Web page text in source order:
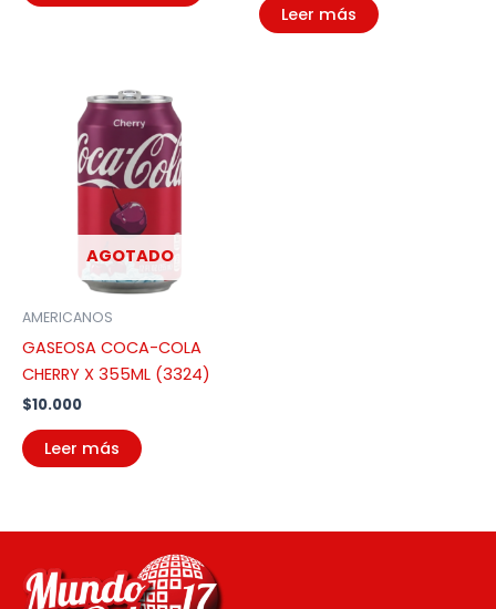
Leer más
AGOTADO
AMERICANOS
GASEOSA COCA-COLA
CHERRY X 355ML (3324)
$10.000
Leer más